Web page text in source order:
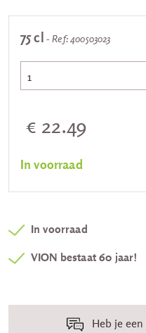
75 cl - Ref: 400503023
€ 22.49
In voorraad
In voorraad
VION bestaat 60 jaar!
Heb je